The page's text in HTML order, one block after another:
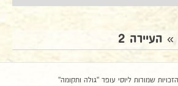
» העיירה 2